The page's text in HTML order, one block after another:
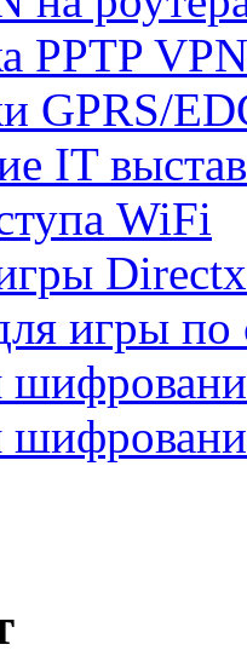
PPTP
GPRS/
IT
WiFi
игры по